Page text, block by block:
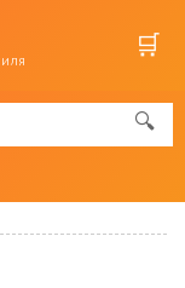
🛒
🔍